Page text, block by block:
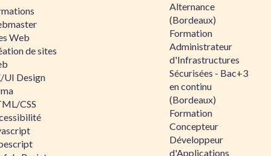
Web
de sites
UI Design
CSS
Alternance
(Bordeaux)
Formation
Administrateur
d'Infrastructures
Sécurisées - Bac+3
en continu
(Bordeaux)
Formation
Concepteur
Développeur
d'Applications